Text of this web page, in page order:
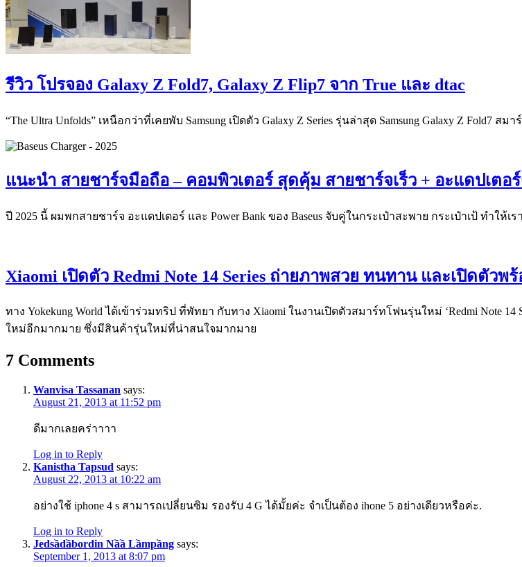
รีวิว โปรจอง Galaxy Z Fold7, Galaxy Z Flip7 จาก True และ dtac
“The Ultra Unfolds” เหนือกว่าที่เคยพับ Samsung เปิดตัว Galaxy Z Series รุ่นล่าสุด Samsung Galaxy Z
แนะนำ สายชาร์จมือถือ – คอมพิวเตอร์ สุดคุ้ม สายชาร์จเร็ว + อะแดปเตอร์
ปี 2025 นี้ ผมพกสายชาร์จ อะแดปเตอร์ และ Power Bank ของ Baseus จับคู่ในกระเป๋าสะพาย กระเป๋าเป้ ทำใ
Xiaomi เปิดตัว Redmi Note 14 Series ถ่ายภาพสวย ทนทาน และเปิดตั
ทาง Yokekung World ได้เข้าร่วมทริป ที่พัทยา กับทาง Xiaomi ในงานเปิดตัวสมาร์ทโฟนรุ่นใหม่ ‘Redmi Note
ใหม่อีกมากมาย ซึ่งมีสินค้ารุ่นใหม่ที่น่าสนใจมากมาย
7 Comments
Wanvisa Tassanan says:
August 21, 2013 at 11:52 pm
ดีมากเลยคร่าาาา
Log in to Reply
Kanistha Tapsud says:
August 22, 2013 at 10:22 am
อย่างใช้ iphone 4 s สามารถเปลี่ยนซิม รองรับ 4 G ได้มั้ยค่ะ จำเป็นต้อง ihone 5 อย่างเดียวหรือค่ะ.
Log in to Reply
Jedsầdầbordin Nầầ Lầmpầng says:
September 1, 2013 at 8:07 pm